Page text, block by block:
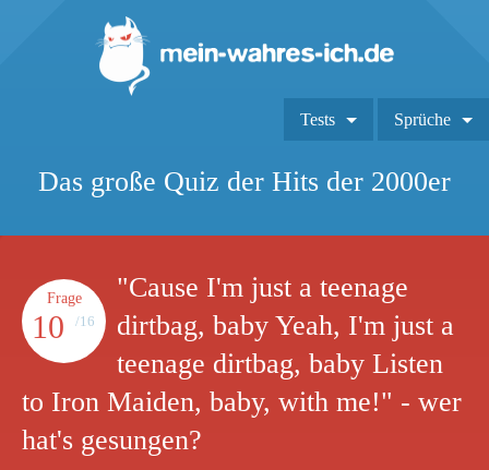
Tests Sprüche
Das große Quiz der Hits der 2000er
Frage
10 /16
"Cause I'm just a teenage
dirtbag, baby Yeah, I'm just a
teenage dirtbag, baby Listen
to Iron Maiden, baby, with me!" - wer
hat's gesungen?